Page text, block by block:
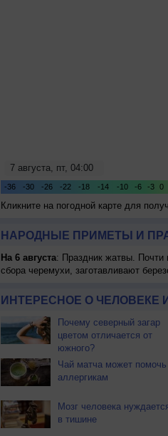
Кликните на погодной карте для
НАРОДНЫЕ ПРИМЕТЫ И
На 6 августа: Праздник жатвы. Почти
сбора черемухи, заготавливают
ИНТЕРЕСНОЕ О ЧЕЛОВЕКЕ
Почему северный загар
цветом отличается от
южного?
Чай матча может помочь
аллергикам
Мозг человека
в тишине